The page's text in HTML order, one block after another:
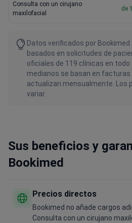
Consulta con un cirujano
maxilofacial
de
Datos verificados por
basados en solicitudes de
oficiales de 119 clínicas en
medianos se basan en
actualizan mensualmente. Los
variar.
Sus beneficios y
Bookimed
Precios directos
Bookimed no añade cargos
Consulta con un cirujano